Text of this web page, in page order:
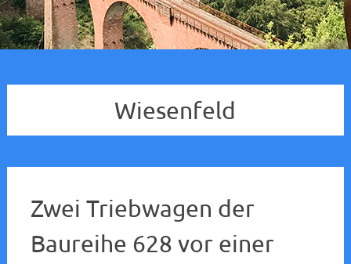
Wiesenfeld
Zwei Triebwagen der
Baureihe 628 vor einer